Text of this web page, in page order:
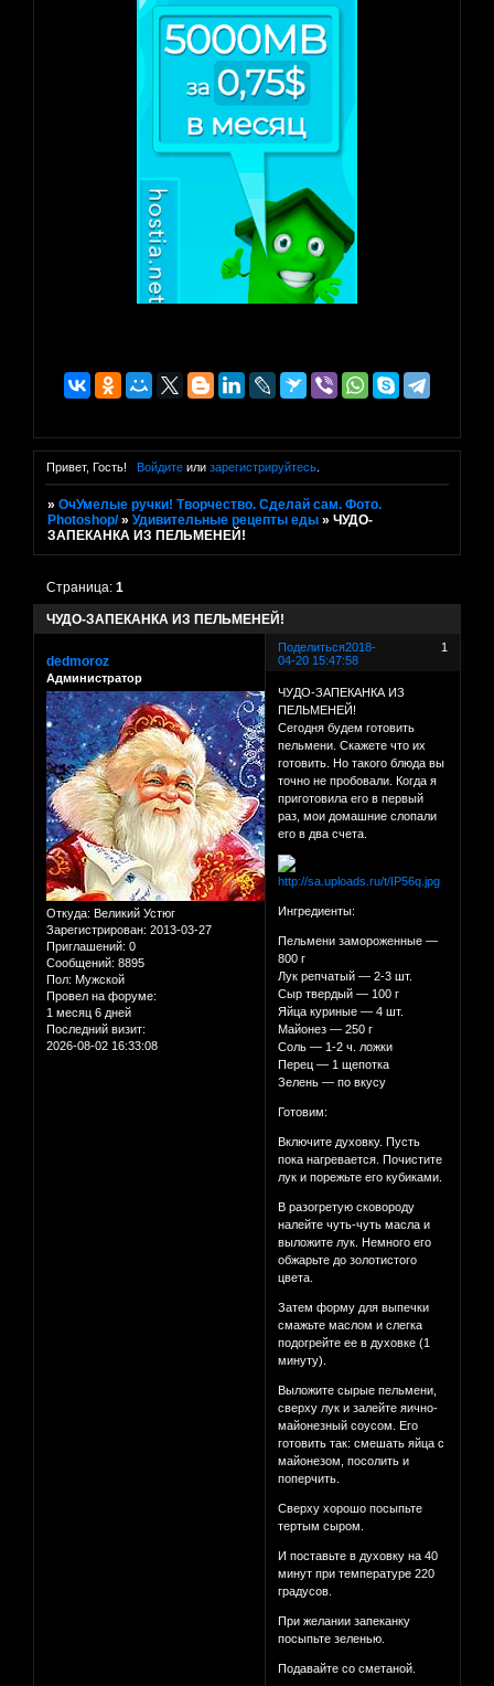
Привет, Гость! Войдитеили зарегистрируйтесь.
»ОчУмелые ручки! Творчество. Сделай сам. Фото.
Photoshop/ »Удивительные рецепты еды »ЧУДО-
ЗАПЕКАНКА ИЗ ПЕЛЬМЕНЕЙ!
ЧУДО-ЗАПЕКАНКА ИЗ ПЕЛЬМЕНЕЙ!
Страница:1
Поделиться 1
2018-
04-20 15:47:58
dedmoroz
Администратор
Откуда: Великий Устюг
Зарегистрирован: 2013-03-27
Приглашений: 0
Сообщений: 8895
Пол: Мужской
Провел на форуме:
1 месяц 6 дней
Последний визит:
2026-08-02 16:33:08
ЧУДО-ЗАПЕКАНКА ИЗ
ПЕЛЬМЕНЕЙ!
Сегодня будем готовить
пельмени. Скажете что их
готовить. Но такого блюда вы
точно не пробовали. Когда я
приготовила его в первый
раз, мои домашние слопали
его в два счета.
Ингредиенты:
Пельмени замороженные —
800 г
Лук репчатый — 2-3 шт.
Сыр твердый — 100 г
Яйца куриные — 4 шт.
Майонез — 250 г
Соль — 1-2 ч. ложки
Перец — 1 щепотка
Зелень — по вкусу
Готовим:
Включите духовку. Пусть
пока нагревается. Почистите
лук и порежьте его кубиками.
В разогретую сковороду
налейте чуть-чуть масла и
выложите лук. Немного его
обжарьте до золотистого
цвета.
Затем форму для выпечки
смажьте маслом и слегка
подогрейте ее в духовке (1
минуту).
Выложите сырые пельмени,
сверху лук и залейте яично-
майонезный соусом. Его
готовить так: смешать яйца с
майонезом, посолить и
поперчить.
Сверху хорошо посыпьте
тертым сыром.
И поставьте в духовку на 40
минут при температуре 220
градусов.
При желании запеканку
посыпьте зеленью.
Подавайте со сметаной.